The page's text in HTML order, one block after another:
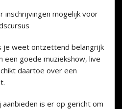
inschrijvingen mogelijk voor
je weet ontzettend belangrijk
een goede muziekshow, live
daartoe over een
is er op gericht om